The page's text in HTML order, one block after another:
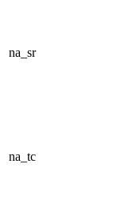
na_sr
na_tc